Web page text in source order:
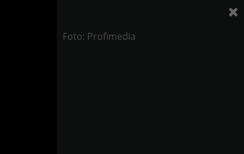
Foto: Profimedia